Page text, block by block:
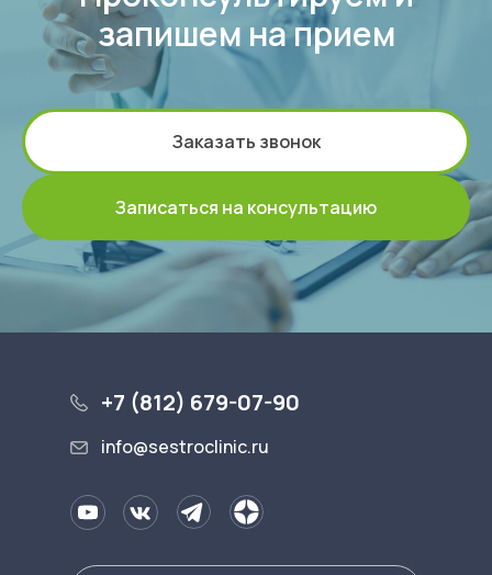
запишем на прием
Заказать звонок
Записаться на консультацию
+7 (812) 679-07-90
info@sestroclinic.ru